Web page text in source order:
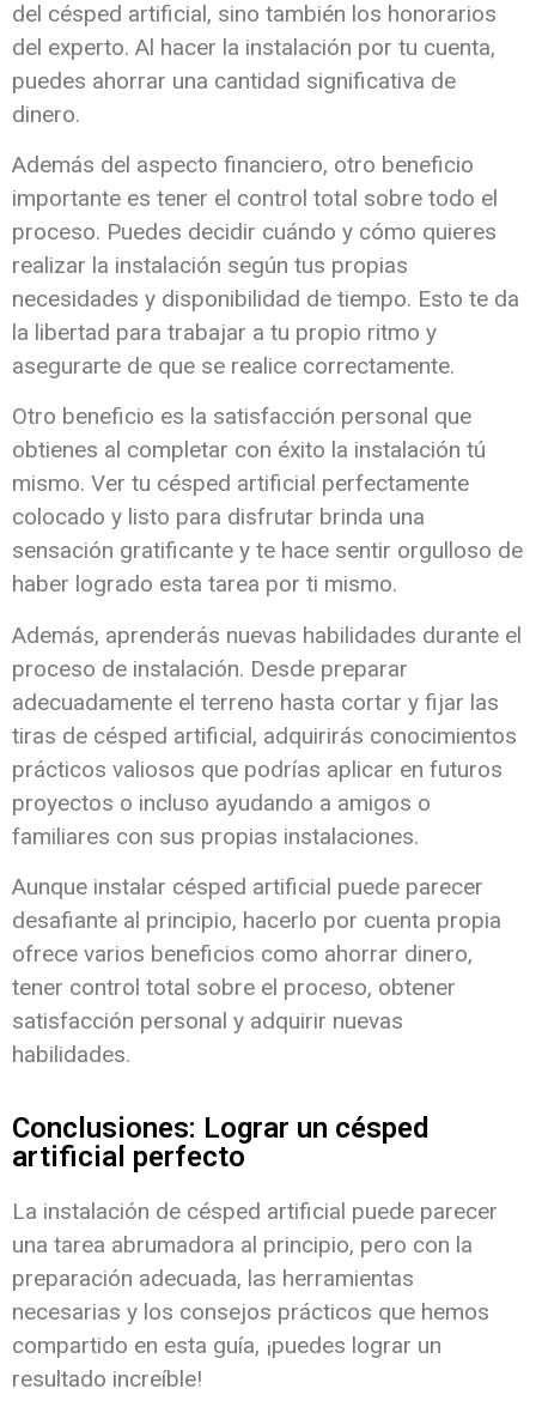
del césped artificial, sino también los honorarios
del experto. Al hacer la instalación por tu cuenta,
puedes ahorrar una cantidad significativa de
dinero.
Además del aspecto financiero, otro beneficio
importante es tener el control total sobre todo el
proceso. Puedes decidir cuándo y cómo quieres
realizar la instalación según tus propias
necesidades y disponibilidad de tiempo. Esto te da
la libertad para trabajar a tu propio ritmo y
asegurarte de que se realice correctamente.
Otro beneficio es la satisfacción personal que
obtienes al completar con éxito la instalación tú
mismo. Ver tu césped artificial perfectamente
colocado y listo para disfrutar brinda una
sensación gratificante y te hace sentir orgulloso de
haber logrado esta tarea por ti mismo.
Además, aprenderás nuevas habilidades durante el
proceso de instalación. Desde preparar
adecuadamente el terreno hasta cortar y fijar las
tiras de césped artificial, adquirirás conocimientos
prácticos valiosos que podrías aplicar en futuros
proyectos o incluso ayudando a amigos o
familiares con sus propias instalaciones.
Aunque instalar césped artificial puede parecer
desafiante al principio, hacerlo por cuenta propia
ofrece varios beneficios como ahorrar dinero,
tener control total sobre el proceso, obtener
satisfacción personal y adquirir nuevas
habilidades.
Conclusiones: Lograr un césped
artificial perfecto
La instalación de césped artificial puede parecer
una tarea abrumadora al principio, pero con la
preparación adecuada, las herramientas
necesarias y los consejos prácticos que hemos
compartido en esta guía, ¡puedes lograr un
resultado increíble!